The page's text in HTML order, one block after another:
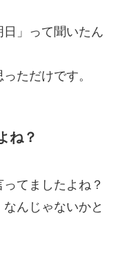
」って聞いたん
ただけです。
ね？
てましたよね？
んじゃないかと